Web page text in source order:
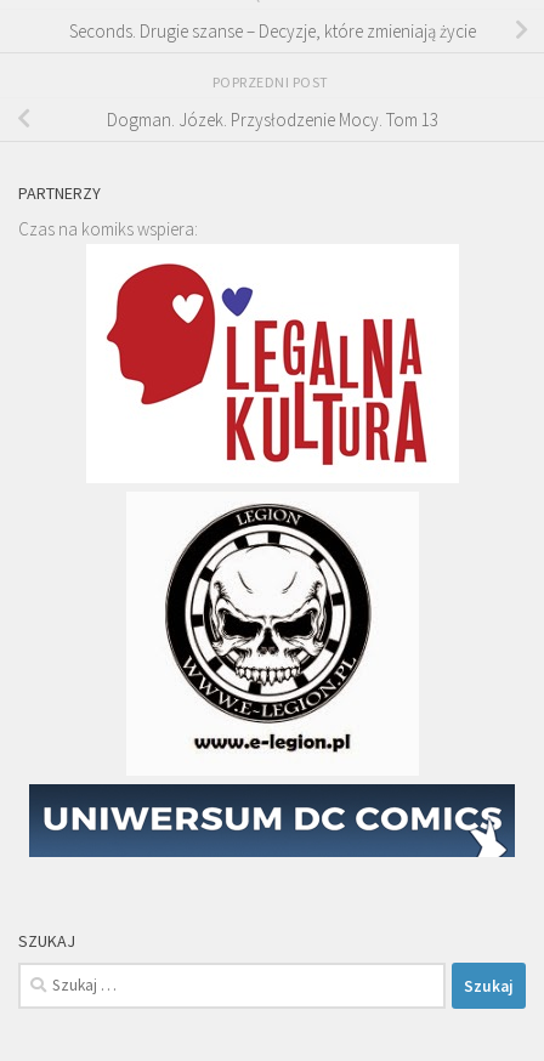
Seconds. Drugie szanse – Decyzje, które zmieniają życie
POPRZEDNI POST
Dogman. Józek. Przysłodzenie Mocy. Tom 13
PARTNERZY
Czas na komiks wspiera:
SZUKAJ
Szukaj: